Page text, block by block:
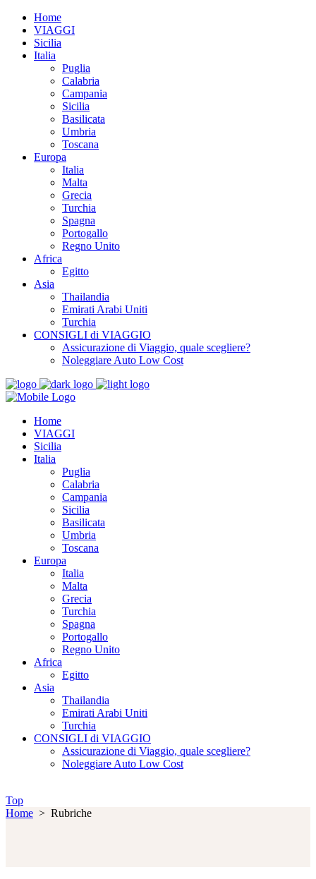
Home
VIAGGI
Sicilia
Italia
Puglia
Calabria
Campania
Sicilia
Basilicata
Umbria
Toscana
Europa
Italia
Malta
Grecia
Turchia
Spagna
Portogallo
Regno Unito
Africa
Egitto
Asia
Thailandia
Emirati Arabi Uniti
Turchia
CONSIGLI di VIAGGIO
Assicurazione di Viaggio, quale scegliere?
Noleggiare Auto Low Cost
Home
VIAGGI
Sicilia
Italia
Puglia
Calabria
Campania
Sicilia
Basilicata
Umbria
Toscana
Europa
Italia
Malta
Grecia
Turchia
Spagna
Portogallo
Regno Unito
Africa
Egitto
Asia
Thailandia
Emirati Arabi Uniti
Turchia
CONSIGLI di VIAGGIO
Assicurazione di Viaggio, quale scegliere?
Noleggiare Auto Low Cost
Top
Home > Rubriche